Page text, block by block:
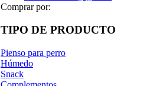
Comprar por:
TIPO DE PRODUCTO
Pienso para perro
Húmedo
Snack